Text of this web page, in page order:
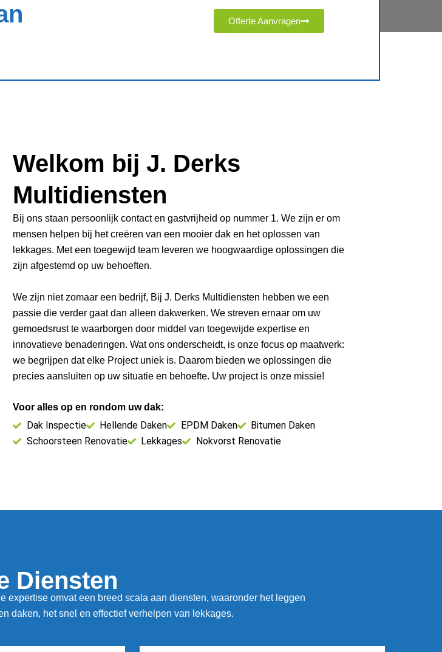
Offerte Aanvragen
Welkom bij J. Derks
Multidiensten
Bij ons staan persoonlijk contact en gastvrijheid op nummer 1. We zijn er om
mensen helpen bij het creëren van een mooier dak en het oplossen van
lekkages. Met een toegewijd team leveren we hoogwaardige oplossingen die
zijn afgestemd op uw behoeften.
We zijn niet zomaar een bedrijf, Bij J. Derks Multidiensten hebben we een
passie die verder gaat dan alleen dakwerken. We streven ernaar om uw
gemoedsrust te waarborgen door middel van toegewijde expertise en
innovatieve benaderingen. Wat ons onderscheidt, is onze focus op maatwerk:
we begrijpen dat elke Project uniek is. Daarom bieden we oplossingen die
precies aansluiten op uw situatie en behoefte. Uw project is onze missie!
Voor alles op en rondom uw dak:
Dak Inspectie Hellende Daken EPDM Daken
Bitumen Daken
Schoorsteen Renovatie
Lekkages Nokvorst Renovatie
Diensten
expertise omvat een breed scala aan diensten, waaronder het leggen
daken, het snel en effectief verhelpen van lekkages.